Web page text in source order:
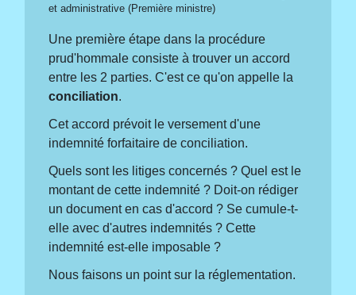
et administrative (Première ministre)
Une première étape dans la procédure
prud'hommale consiste à trouver un accord
entre les 2 parties. C'est ce qu'on appelle la
conciliation.
Cet accord prévoit le versement d'une
indemnité forfaitaire de conciliation.
Quels sont les litiges concernés ? Quel est le
montant de cette indemnité ? Doit-on rédiger
un document en cas d'accord ? Se cumule-t-
elle avec d'autres indemnités ? Cette
indemnité est-elle imposable ?
Nous faisons un point sur la réglementation.